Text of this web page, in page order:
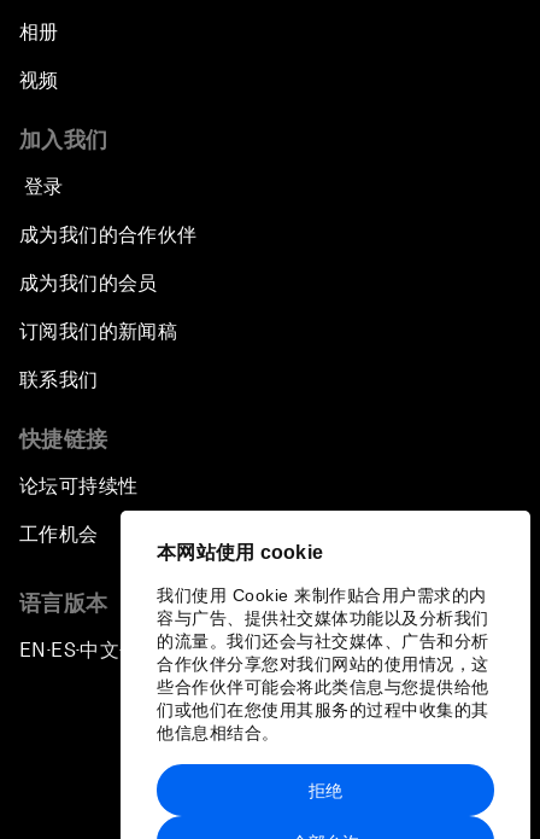
本网站使用 cookie
我们使用 Cookie 来制作贴合用户需求的内
容与广告、提供社交媒体功能以及分析我们
的流量。我们还会与社交媒体、广告和分析
合作伙伴分享您对我们网站的使用情况，这
些合作伙伴可能会将此类信息与您提供给他
们或他们在您使用其服务的过程中收集的其
他信息相结合。
拒绝
相册
视频
加入我们
登录
成为我们的合作伙伴
成为我们的会员
订阅我们的新闻稿
联系我们
快捷链接
论坛可持续性
工作机会
语言版本
EN ▪ES▪中文▪ 日本語